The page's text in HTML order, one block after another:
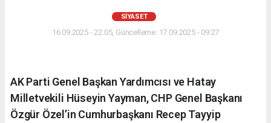
SIYASET
16.09.2025 - 22:05, Güncelleme: 17.09.2025 - 09:27
AK Parti Genel Başkan Yardımcısı ve Hatay
Milletvekili Hüseyin Yayman, CHP Genel Başkanı
Özgür Özel’in Cumhurbaşkanı Recep Tayyip